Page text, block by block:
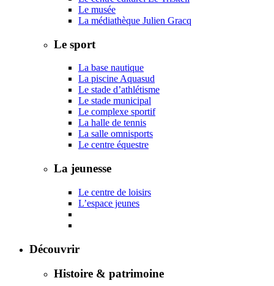
Le musée
La médiathèque Julien Gracq
Le sport
La base nautique
La piscine Aquasud
Le stade d’athlétisme
Le stade municipal
Le complexe sportif
La halle de tennis
La salle omnisports
Le centre équestre
La jeunesse
Le centre de loisirs
L’espace jeunes
Découvrir
Histoire & patrimoine